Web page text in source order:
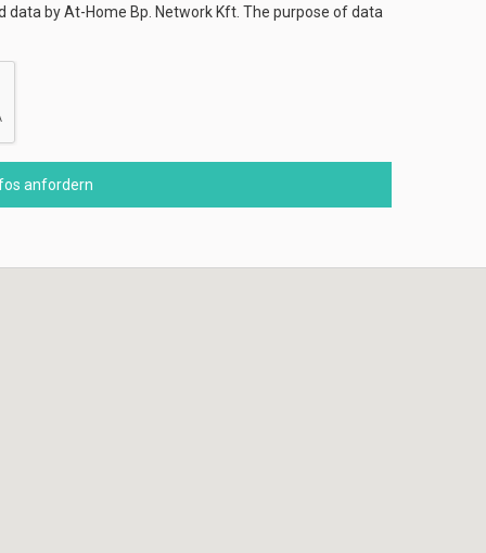
by At-Home Bp. Network Kft. The purpose of data
anfordern